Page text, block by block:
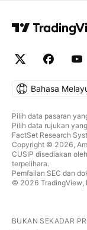
Bahasa
Pilih data pasaran
Pilih data rujukan
FactSet Research
Copyright © 2026,
CUSIP disediakan
terpelihara.
Pemfailan SEC dan
© 2026 TradingView,
BUKAN SEKADAR